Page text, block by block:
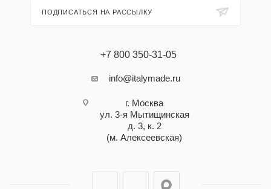
ПОДПИСАТЬСЯ НА РАССЫЛКУ
+7 800 350-31-05
info@italymade.ru
г. Москва
ул. 3-я Мытищинская
д. 3, к. 2
(м. Алексеевская)